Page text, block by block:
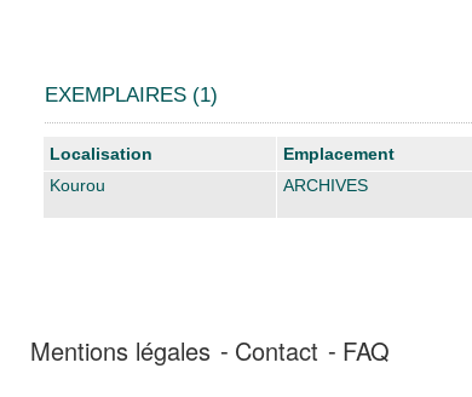
EXEMPLAIRES (1)
Liste des exemplaires
Localisation Emplacement
Kourou
ARCHIVES
Mentions légales Contact FAQ